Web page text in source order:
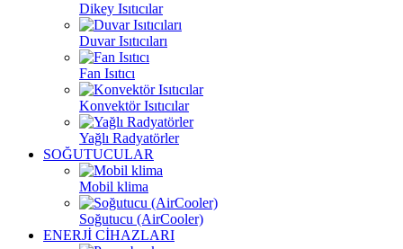
Dikey Isıtıcılar
Duvar Isıtıcıları
Fan Isıtıcı
Konvektör Isıtıcılar
Yağlı Radyatörler
SOĞUTUCULAR
Mobil klima
Soğutucu (AirCooler)
ENERJİ CİHAZLARI